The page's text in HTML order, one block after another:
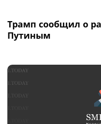
Трамп сообщил о
Путиным